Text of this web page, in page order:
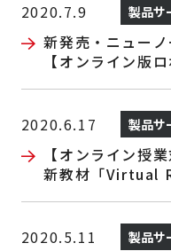
2020.7.9 製品サ
新発売・ニュー
【オンライン版
2020.6.17 製品サ
【オンライン授
新教材「Virtual
2020.5.11 製品サ